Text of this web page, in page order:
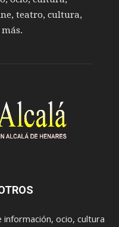
teatro, cultura,
ocio, cultura